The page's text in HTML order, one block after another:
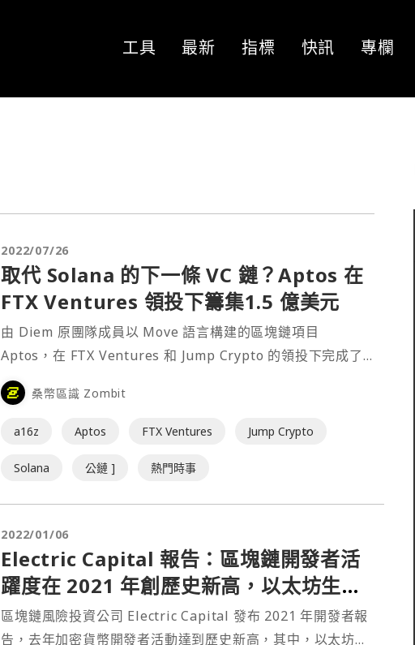
工具 最新 指標 快訊 專欄
2022/07/26
取代 Solana 的下一條 VC 鏈？Aptos 在
FTX Ventures 領投下籌集1.5 億美元
由 Diem 原團隊成員以 Move 語言構建的區塊鏈項目
Aptos，在 FTX Ventures 和 Jump Crypto 的領投下完成了
1.5 億美元的新一輪融資。Aptos 做為一個期待值被拉滿的新
生代公鏈，漸漸開始被社群冠上「Solana 殺手」、「Solana
2.0」⋯
桑幣區識 Zombit
a16z Aptos FTX Ventures Jump Crypto
Solana 公鏈 ] 熱門時事
2022/01/06
Electric Capital 報告：區塊鏈開發者活
躍度在 2021 年創歷史新高，以太坊生態
增長速度落後其他競爭網路
區塊鏈風險投資公司 Electric Capital 發布 2021 年開發者報
告，去年加密貨幣開發者活動達到歷史新高，其中，以太坊